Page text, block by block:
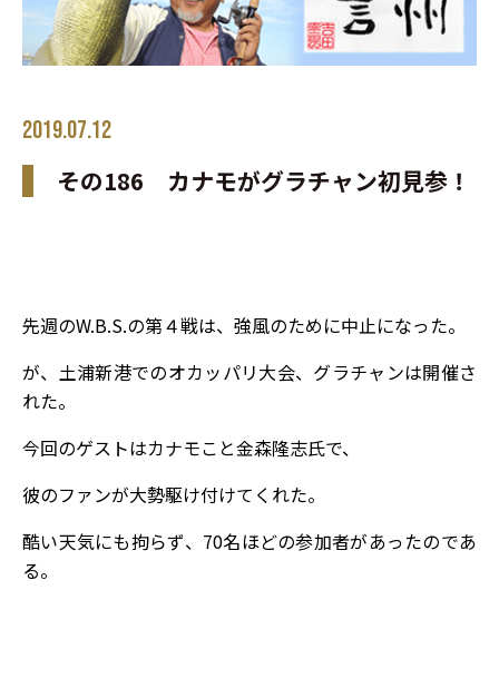
2019.07.12
その186 カナモがグラチャン初見参！
先週のW.B.S.の第４戦は、強風のために中止になった。
が、土浦新港でのオカッパリ大会、グラチャンは開催さ
れた。
今回のゲストはカナモこと金森隆志氏で、
彼のファンが大勢駆け付けてくれた。
酷い天気にも拘らず、70名ほどの参加者があったのであ
る。